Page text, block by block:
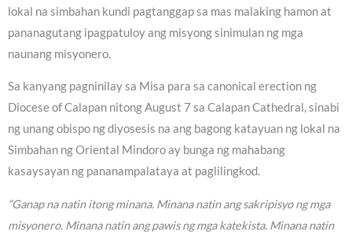
lokal na simbahan kundi pagtanggap sa mas malaking hamon at
pananagutang ipagpatuloy ang misyong sinimulan ng mga
naunang misyonero.
Sa kanyang pagninilay sa Misa para sa canonical erection ng
Diocese of Calapan nitong August 7 sa Calapan Cathedral, sinabi
ng unang obispo ng diyosesis na ang bagong katayuan ng lokal na
Simbahan ng Oriental Mindoro ay bunga ng mahabang
kasaysayan ng pananampalataya at paglilingkod.
“Ganap na natin itong minana. Minana natin ang sakripisyo ng mga
misyonero. Minana natin ang pawis ng mga katekista. Minana natin